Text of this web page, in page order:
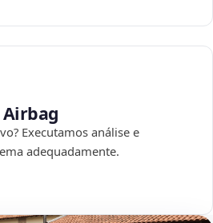
Executamos análise e
adequadamente.